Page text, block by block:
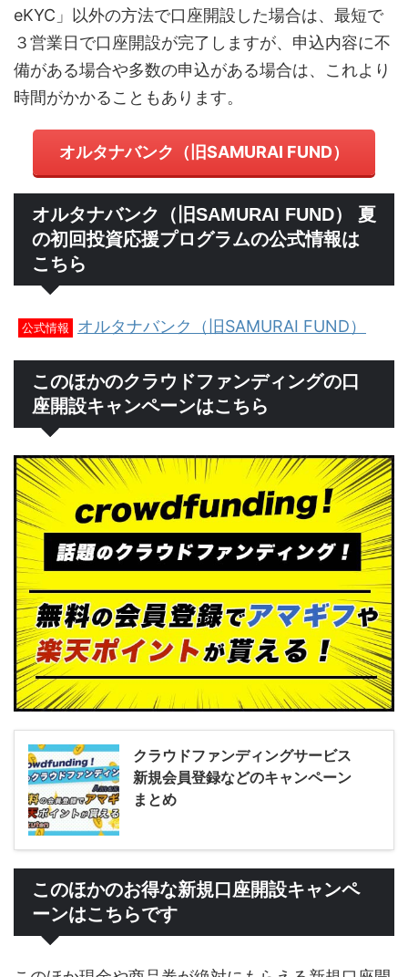
eKYC」以外の方法で口座開設した場合は、最短で
３営業日で口座開設が完了しますが、申込内容に不
備がある場合や多数の申込がある場合は、これより
時間がかかることもあります。
オルタナバンク（旧SAMURAI FUND）
オルタナバンク（旧SAMURAI FUND） 夏
の初回投資応援プログラムの公式情報は
こちら
公式情報 オルタナバンク（旧SAMURAI FUND）
このほかのクラウドファンディングの口
座開設キャンペーンはこちら
クラウドファンディングサービス
新規会員登録などのキャンペーン
まとめ
このほかのお得な新規口座開設キャンペ
ーンはこちらです